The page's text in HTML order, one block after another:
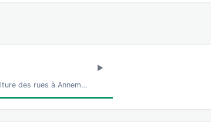
des rues à Annem…